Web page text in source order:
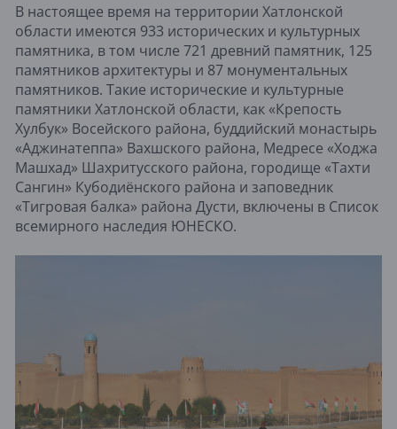
В настоящее время на территории Хатлонской
области имеются 933 исторических и культурных
памятника, в том числе 721 древний памятник, 125
памятников архитектуры и 87 монументальных
памятников. Такие исторические и культурные
памятники Хатлонской области, как «Крепость
Хулбук» Восейского района, буддийский монастырь
«Аджинатеппа» Вахшского района, Медресе «Ходжа
Машхад» Шахритусского района, городище «Тахти
Сангин» Кубодиёнского района и заповедник
«Тигровая балка» района Дусти, включены в Список
всемирного наследия ЮНЕСКО.